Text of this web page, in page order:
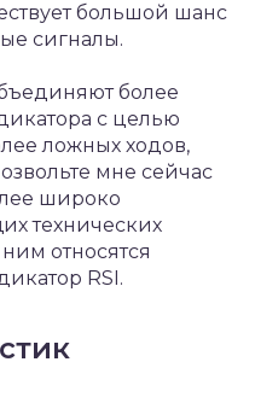
большой шанс
сигналы.
более
с целью
ложных ходов,
мне сейчас
широко
технических
относятся
RSI.